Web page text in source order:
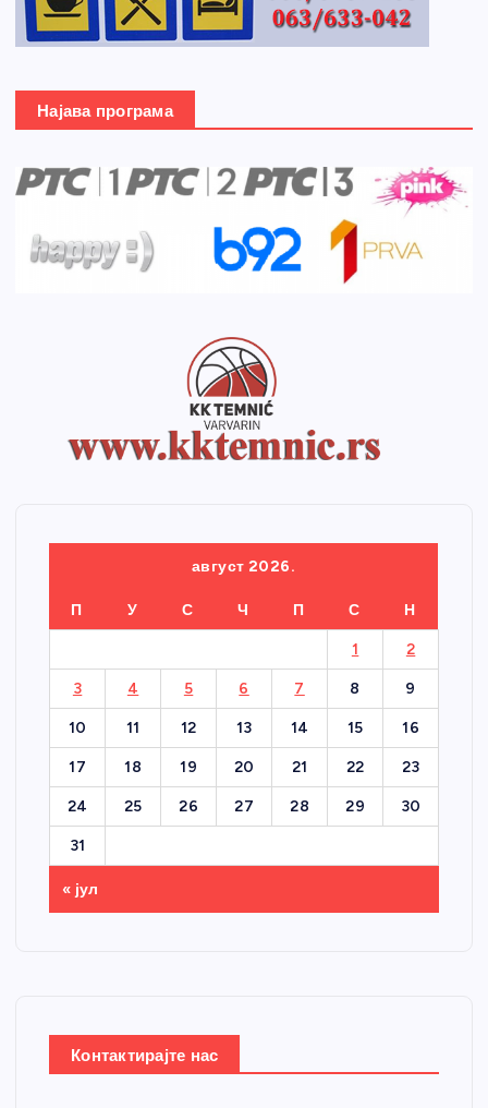
Најава програма
август 2026.
П У С Ч П С Н
1 2
3 4 5 6 7 8 9
10 11 12 13 14 15 16
17 18 19 20 21 22 23
24 25 26 27 28 29 30
31
« јул
Контактирајте нас